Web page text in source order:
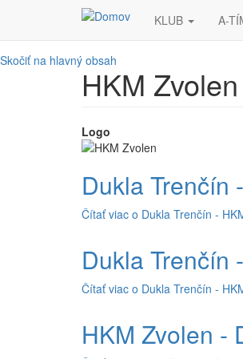
Skočiť na hlavný obsah
KLUB A-
HKM Zvolen
Logo
Dukla Trenčín
Čítať viac o Dukla Trenčín -
Dukla Trenčín
Čítať viac o Dukla Trenčín -
HKM Zvolen -